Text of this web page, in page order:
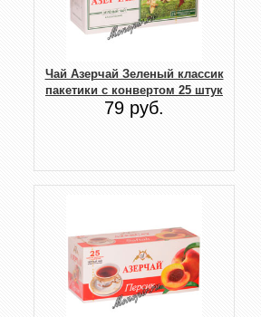
Чай Азерчай Зеленый классик
пакетики с конвертом 25 штук
79 руб.